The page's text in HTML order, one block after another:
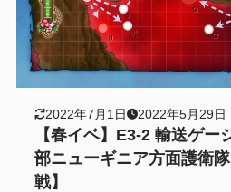
2022年7月1日 2022年5月29日
【春イベ】E3-2 輸送ゲー
部ニューギニア方面護衛
戦】